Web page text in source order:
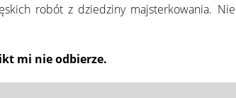
robót z dziedziny majsterkowania. Nie
mi nie odbierze.